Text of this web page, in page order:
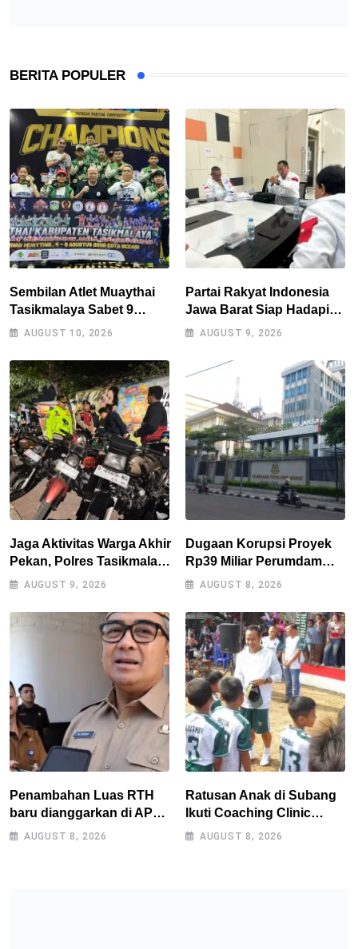
BERITA POPULER
Sembilan Atlet Muaythai
Tasikmalaya Sabet 9
Medali di Kejurnas Bekasi,
Porprov Jabar 2026
AUGUST 10, 2026
Partai Rakyat Indonesia
Jawa Barat Siap Hadapi
Pemilu 2029
AUGUST 9, 2026
Jaga Aktivitas Warga Akhir
Pekan, Polres Tasikmalaya
Gencarkan Patroli Blue
AUGUST 9, 2026
Dugaan Korupsi Proyek
Rp39 Miliar Perumdam
Tirta Darma Ayu Disorot,
Jabar Supervisi
AUGUST 8, 2026
Penambahan Luas RTH
baru dianggarkan di APBD
2027, Walikota tidak
AUGUST 8, 2026
Ratusan Anak di Subang
Ikuti Coaching Clinic
Bersama Legenda Persib
AUGUST 8, 2026